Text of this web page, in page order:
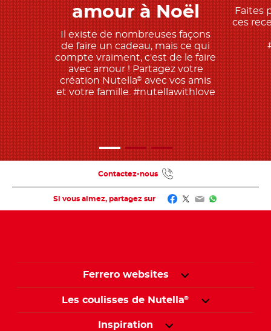
amour à Noël
Il existe de nombreuses façons
de faire un cadeau, mais ce qui
compte vraiment, c'est de le faire
avec amour ! Partagez votre
création Nutella® avec vos amis
et votre famille. #nutellawithlove
Faites
ces
Si vous aimez, partagez sur Facebook
Twitter
EmailWhatsApp
Contactez-nous
Ferrero websites
Les coulisses de Nutella®
Inspiration